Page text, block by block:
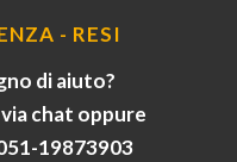
- RESI
di aiuto?
chat oppure
19873903